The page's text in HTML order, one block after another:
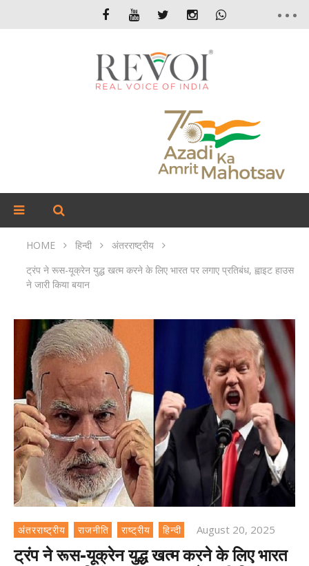
HOME हिन्दी
अंतरराष्ट्रीय
ट्रंप ने रूस-यूक्रेन युद्ध खत्म करने के लिए भारत पर लगाए प्रतिबंध, ह्वाइट हाउस
ने जारी किया बयान
अंतरराष्ट्रीय राजनीति राष्ट्रीय हिन्दी August 20, 2025
ट्रंप ने रूस-यूक्रेन युद्ध खत्म करने के लिए भारत